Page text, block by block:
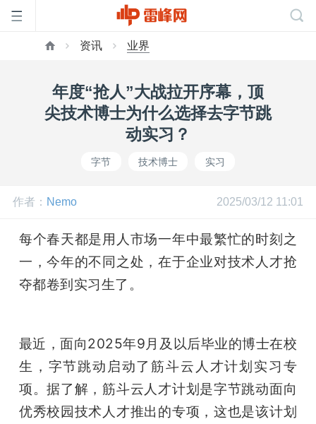
页
网
课
活
资讯 业界
年度“抢人”大战拉开序幕，顶
尖技术博士为什么选择去字节跳
动实习？
字节 技术博士 实习
作者： Nemo 2025/03/12 11:01
每个春天都是用人市场一年中最繁忙的时刻之
一，今年的不同之处，在于企业对技术人才抢
夺都卷到实习生了。
最近，面向2025年9月及以后毕业的博士在校
生，字节跳动启动了筋斗云人才计划实习专
项。据了解，筋斗云人才计划是字节跳动面向
优秀校园技术人才推出的专项，这也是该计划